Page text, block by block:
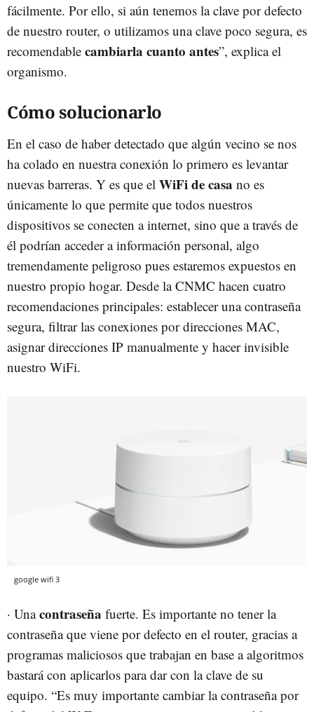
fácilmente. Por ello, si aún tenemos la clave por defecto
de nuestro router, o utilizamos una clave poco segura, es
recomendable cambiarla cuanto antes”, explica el
organismo.
Cómo solucionarlo
En el caso de haber detectado que algún vecino se nos
ha colado en nuestra conexión lo primero es levantar
nuevas barreras. Y es que el WiFi de casa no es
únicamente lo que permite que todos nuestros
dispositivos se conecten a internet, sino que a través de
él podrían acceder a información personal, algo
tremendamente peligroso pues estaremos expuestos en
nuestro propio hogar. Desde la CNMC hacen cuatro
recomendaciones principales: establecer una contraseña
segura, filtrar las conexiones por direcciones MAC,
asignar direcciones IP manualmente y hacer invisible
nuestro WiFi.
google wifi 3
· Unacontraseña fuerte. Es importante no tener la
contraseña que viene por defecto en el router, gracias a
programas maliciosos que trabajan en base a algoritmos
bastará con aplicarlos para dar con la clave de su
equipo. “Es muy importante cambiar la contraseña por